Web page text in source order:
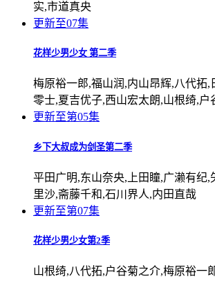
实,市道真央
更新至07集
花样少男少女 第二季
梅原裕一郎,福山润,内山昂辉,八代拓,
零士,夏吉优子,西山宏太朗,山根绮,户
更新至第05集
乡下大叔成为剑圣第二季
平田广明,东山奈央,上田瞳,广濑有纪,
里沙,斋藤千和,石川界人,内田直哉
更新至第07集
花样少男少女第2季
山根绮,八代拓,户谷菊之介,梅原裕一